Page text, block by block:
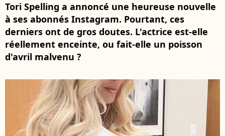
Tori Spelling a annoncé une heureuse nouvelle
à ses abonnés Instagram. Pourtant, ces
derniers ont de gros doutes. L'actrice est-elle
réellement enceinte, ou fait-elle un poisson
d'avril malvenu ?